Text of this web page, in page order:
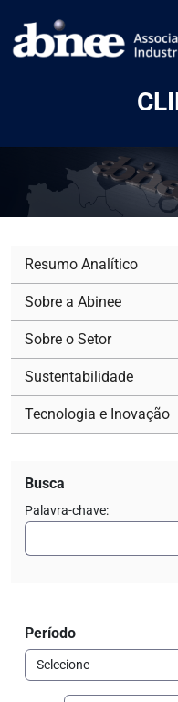
Resumo Analítico
Sobre a Abinee
Sobre o Setor
Sustentabilidade
Tecnologia e Inovação
Busca
Palavra-chave:
Período